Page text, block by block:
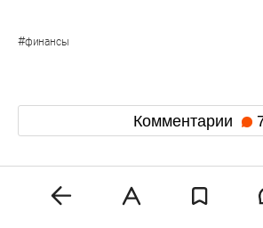
#финансы
Комментарии